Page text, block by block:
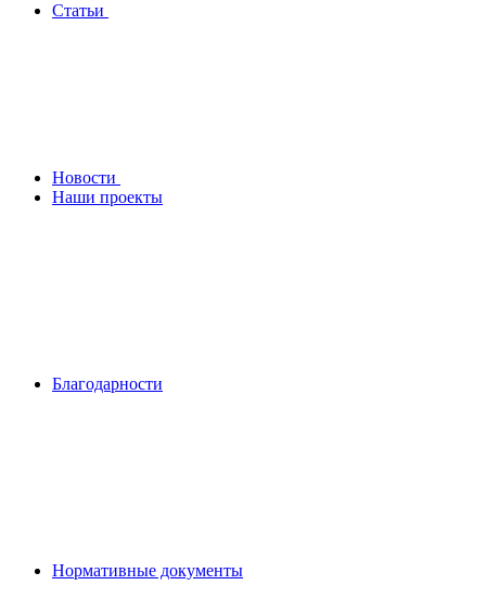
Статьи
Новости
Наши проекты
Благодарности
Нормативные документы